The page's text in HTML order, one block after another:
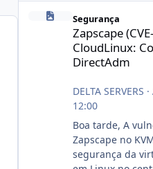
Zapscape (CVE-2026-
Segurança
Zapscape
CloudLinux:
DirectAdm
DELTA SERVERS ·
12:00
Boa tarde, A
Zapscape no
segurança da